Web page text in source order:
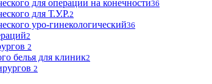
для операции на конечности36
для Т.У.Р.2
уро-гинекологический36
2
2
белья для клиник2
2